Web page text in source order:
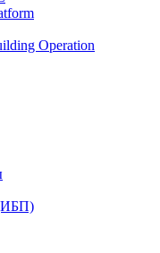
Operation